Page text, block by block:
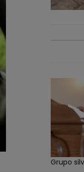
Grupo